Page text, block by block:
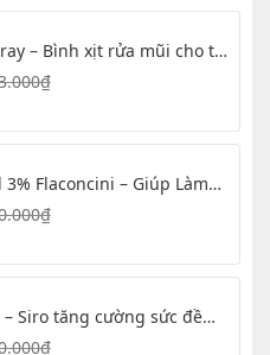
– Bình xịt rửa mũi cho trẻ
₫
Flaconcini – Giúp Làm
Mũi Hàng Ngày
₫
– Siro tăng cường sức đề
₫